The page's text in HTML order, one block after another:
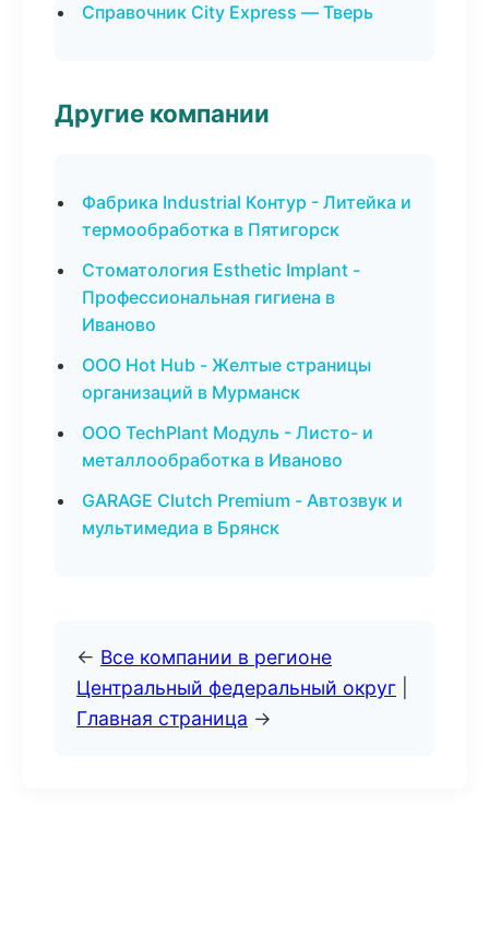
Справочник City Express — Тверь
Другие компании
Фабрика Industrial Контур - Литейка и
термообработка в Пятигорск
Стоматология Esthetic Implant -
Профессиональная гигиена в
Иваново
ООО Hot Hub - Желтые страницы
организаций в Мурманск
ООО TechPlant Модуль - Листо- и
металлообработка в Иваново
GARAGE Clutch Premium - Автозвук и
мультимедиа в Брянск
← Все компании в регионе
Центральный федеральный округ
Главная страница →